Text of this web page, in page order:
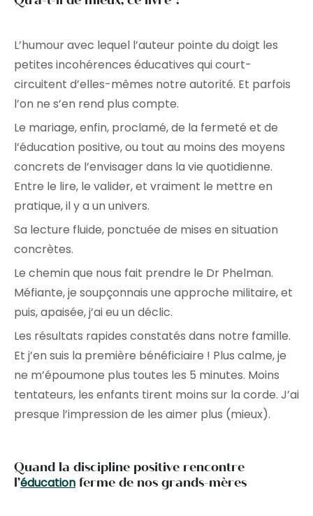
L’humour avec lequel l’auteur pointe du doigt les
petites incohérences éducatives qui court-
circuitent d’elles-mêmes notre autorité. Et parfois
l’on ne s’en rend plus compte.
Le mariage, enfin, proclamé, de la fermeté et de
l’éducation positive, ou tout au moins des moyens
concrets de l’envisager dans la vie quotidienne.
Entre le lire, le valider, et vraiment le mettre en
pratique, il y a un univers.
Sa lecture fluide, ponctuée de mises en situation
concrètes.
Le chemin que nous fait prendre le Dr Phelman.
Méfiante, je soupçonnais une approche militaire, et
puis, apaisée, j’ai eu un déclic.
Les résultats rapides constatés dans notre famille.
Et j’en suis la première bénéficiaire ! Plus calme, je
ne m’époumone plus toutes les 5 minutes. Moins
tentateurs, les enfants tirent moins sur la corde. J’ai
presque l’impression de les aimer plus (mieux).
Quand la discipline positive rencontre
l’éducation ferme de nos grands-mères